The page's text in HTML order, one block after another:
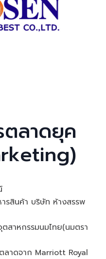
ลาดยุค
รสินค้า บริษัท ห้างสรรพ
สาหกรรมนมไทย(นมตรา
ลาดจาก Marriott Royal